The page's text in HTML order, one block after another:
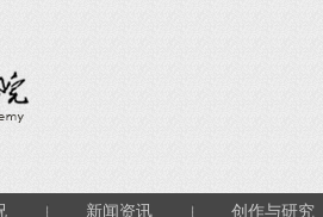
新闻资讯 创作与研究